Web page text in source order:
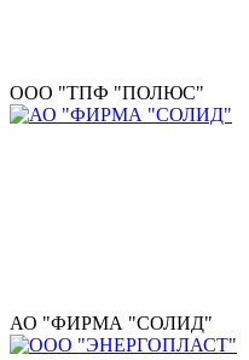
ООО "ТПФ "ПОЛЮС"
АО "ФИРМА "СОЛИД"